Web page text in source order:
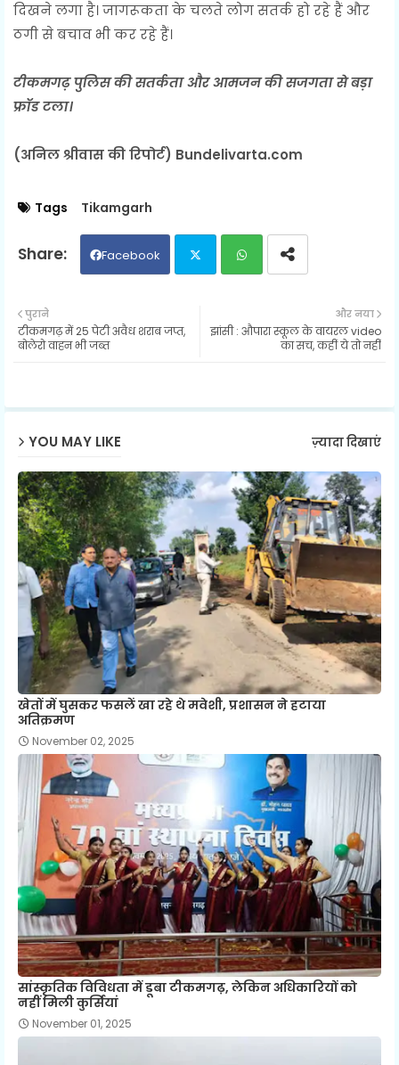
दिखने लगा है। जागरूकता के चलते लोग सतर्क हो रहे हैं और
ठगी से बचाव भी कर रहे हैं।
टीकमगढ़ पुलिस की सतर्कता और आमजन की सजगता से बड़ा
फ्रॉड टला।
(अनिल श्रीवास की रिपोर्ट) Bundelivarta.com
Tags Tikamgarh
Facebook
ats
p
और नया
झांसी : औपारा स्कूल के वायरल video
का सच, कहीं ये तो नहीं
पुराने
टीकमगढ़ में 25 पेटी अवैध शराब जप्त,
बोलेरो वाहन भी जब्त
YOU MAY LIKE ज़्यादा दिखाएं
खेतों में घुसकर फसलें खा रहे थे मवेशी, प्रशासन ने हटाया
अतिक्रमण
November 02, 2025
सांस्कृतिक विविधता में डूबा टीकमगढ़, लेकिन अधिकारियों को
नहीं मिली कुर्सियां
November 01, 2025